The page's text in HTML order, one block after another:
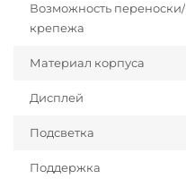
Возможность переноски/
крепежа
Материал корпуса
Дисплей
Подсветка
Поддержка